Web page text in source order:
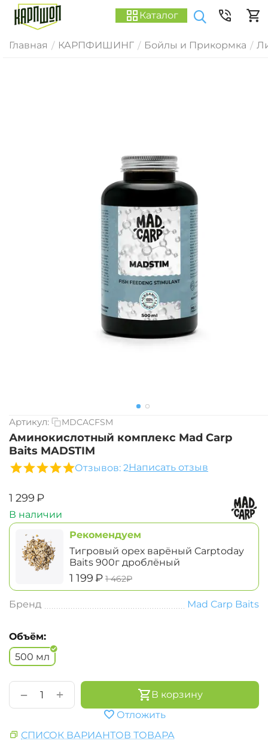
Каталог
Главная / КАРПФИШИНГ / Бойлы и Прикормка /
Артикул: MDCACFSM
Аминокислотный комплекс Mad Carp
Baits MADSTIM
Отзывов: 2Написать отзыв
‍1 299‍₽
В наличии
Рекомендуем
Тигровый орех варёный Carptoday
Baits 900г дроблёный
‍1 199‍₽ ‍1 462‍₽
Бренд Mad Carp Baits
Объём:
500 мл
+
−
В корзину
Отложить
СПИСОК ВАРИАНТОВ ТОВАРА